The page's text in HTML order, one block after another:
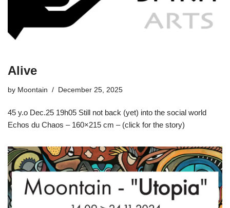
Alive
by Moontain December 25, 2025
45 y.o Dec.25 19h05 Still not back (yet) into the social world
Echos du Chaos – 160×215 cm – (click for the story)